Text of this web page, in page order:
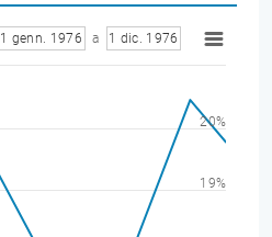
1 genn. 1976 a 1 dic. 1976
19%
20%